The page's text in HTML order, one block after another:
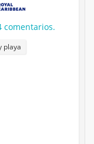
comentarios.
playa